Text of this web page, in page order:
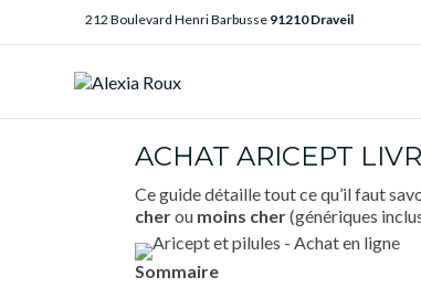
212 Boulevard Henri Barbusse 91210 Draveil
ACHAT ARICEPT
Ce guide détaille tout ce qu’il faut
cherou moins cher(génériques
Sommaire